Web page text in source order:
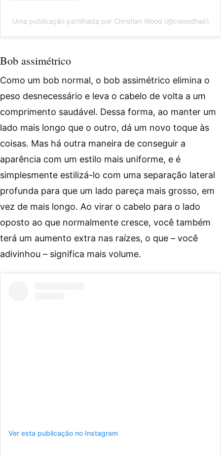
Uma publicação partilhada por Christian Wood (@cwoodhair)
Bob assimétrico
Como um bob normal, o bob assimétrico elimina o
peso desnecessário e leva o cabelo de volta a um
comprimento saudável. Dessa forma, ao manter um
lado mais longo que o outro, dá um novo toque às
coisas. Mas há outra maneira de conseguir a
aparência com um estilo mais uniforme, e é
simplesmente estilizá-lo com uma separação lateral
profunda para que um lado pareça mais grosso, em
vez de mais longo. Ao virar o cabelo para o lado
oposto ao que normalmente cresce, você também
terá um aumento extra nas raízes, o que – você
adivinhou – significa mais volume.
Ver esta publicação no Instagram